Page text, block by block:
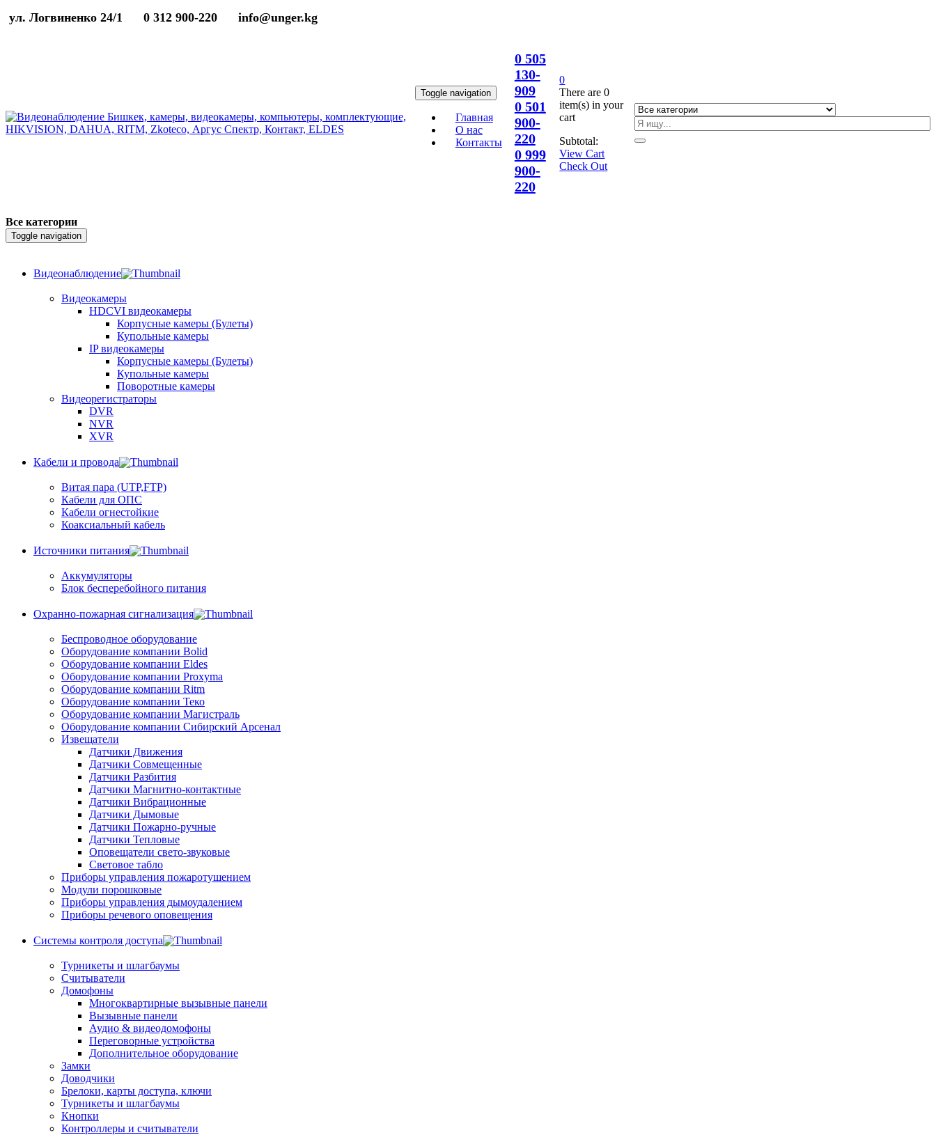
ул. Логвиненко 24/1 0 312 900-220 info@unger.kg
Toggle navigation
Главная
О нас
Контакты
0 505
130-
909
0 501
900-
220
0 999
900-
220
0
There are0
item(s) in your
cart
Subtotal:
View Cart
Check Out
Все категории
Toggle navigation
Видеонаблюдение
Видеокамеры
HDCVI видеокамеры
Корпусные камеры (Булеты)
Купольные камеры
IP видеокамеры
Корпусные камеры (Булеты)
Купольные камеры
Поворотные камеры
Видеорегистраторы
DVR
NVR
XVR
Кабели и провода
Витая пара (UTP,FTP)
Кабели для ОПС
Кабели огнестойкие
Коаксиальный кабель
Источники питания
Аккумуляторы
Блок бесперебойного питания
Охранно-пожарная сигнализация
Беспроводное оборудование
Оборудование компании Bolid
Оборудование компании Eldes
Оборудование компании Proxyma
Оборудование компании Ritm
Оборудование компании Теко
Оборудование компании Магистраль
Оборудование компании Сибирский Арсенал
Извещатели
Датчики Движения
Датчики Совмещенные
Датчики Разбития
Датчики Магнитно-контактные
Датчики Вибрационные
Датчики Дымовые
Датчики Пожарно-ручные
Датчики Тепловые
Оповещатели свето-звуковые
Световое табло
Приборы управления пожаротушением
Модули порошковые
Приборы управления дымоудалением
Приборы речевого оповещения
Системы контроля доступа
Турникеты и шлагбаумы
Cчитыватели
Домофоны
Многоквартирные вызывные панели
Вызывные панели
Аудио & видеодомофоны
Переговорные устройства
Дополнительное оборудование
Замки
Доводчики
Брелоки, карты доступа, ключи
Турникеты и шлагбаумы
Кнопки
Контроллеры и считыватели